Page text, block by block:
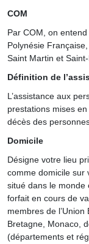
COM
Par COM, on
Polynésie
Saint Martin et
Définition de
L’assistance aux
prestations mises
décès des
Domicile
Désigne votre lieu
comme domicile sur
situé dans le monde
forfait en cours de
membres de
Bretagne, Monaco,
(départements et